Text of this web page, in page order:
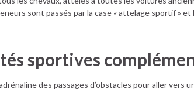
sont passés par la case « attelage sportif »
sportives
des passages d’obstacles pour aller vers